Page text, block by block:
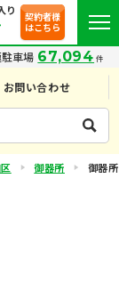
り
契約者様
はこちら
車場 67,094 件
お問い合わせ
御器所 御器